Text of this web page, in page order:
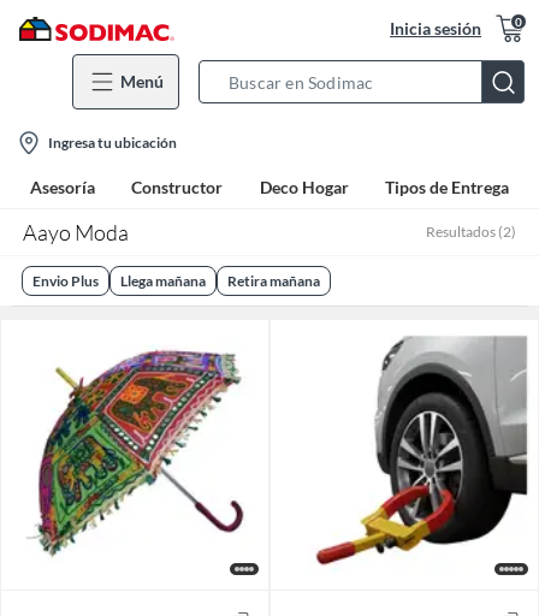
Inicia sesión 0
Menú
Bar
location-
icon
Ingresa tu ubicación
Asesoría Constructor Deco Hogar Tipos de Entrega
Aayo Moda Resultados (2)
Envio Plus Llega mañana Retira mañana